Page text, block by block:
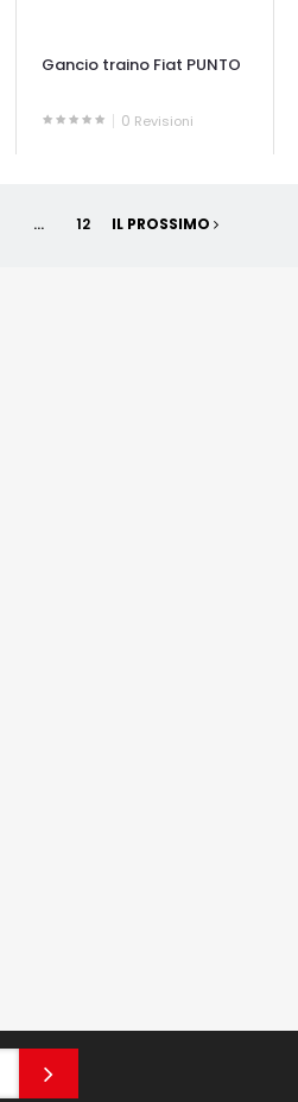
Gancio traino Fiat PUNTO
0 Revisioni
... 12 IL PROSSIMO